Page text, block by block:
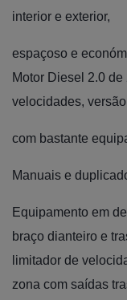
interior e exterior,
espaçoso e
Motor Diesel 2.0
velocidades,
com bastante
Manuais e
Equipamento em
braço dianteiro e
limitador de
zona com saídas